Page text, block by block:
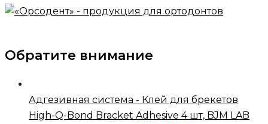
Обратите внимание
Адгезивная система - Клей для брекетов
High-Q-Bond Bracket Adhesive 4 шт, BJM LAB